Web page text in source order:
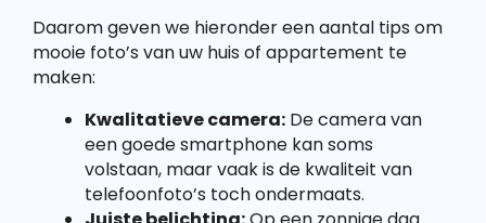
Daarom geven we hieronder een aantal tips om
mooie foto’s van uw huis of appartement te
maken:
Kwalitatieve camera: De camera van
een goede smartphone kan soms
volstaan, maar vaak is de kwaliteit van
telefoonfoto’s toch ondermaats.